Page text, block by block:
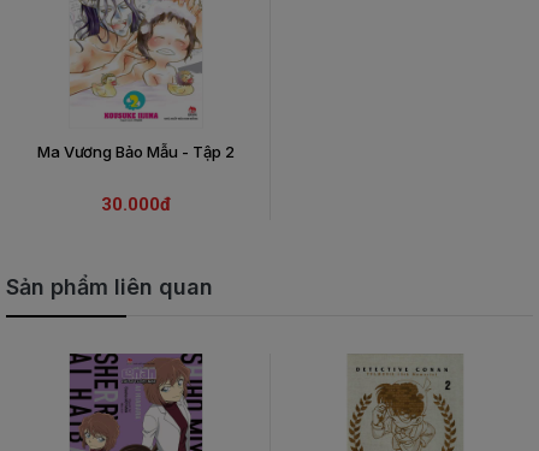
Ma Vương Bảo Mẫu - Tập 2
30.000đ
Sản phẩm liên quan